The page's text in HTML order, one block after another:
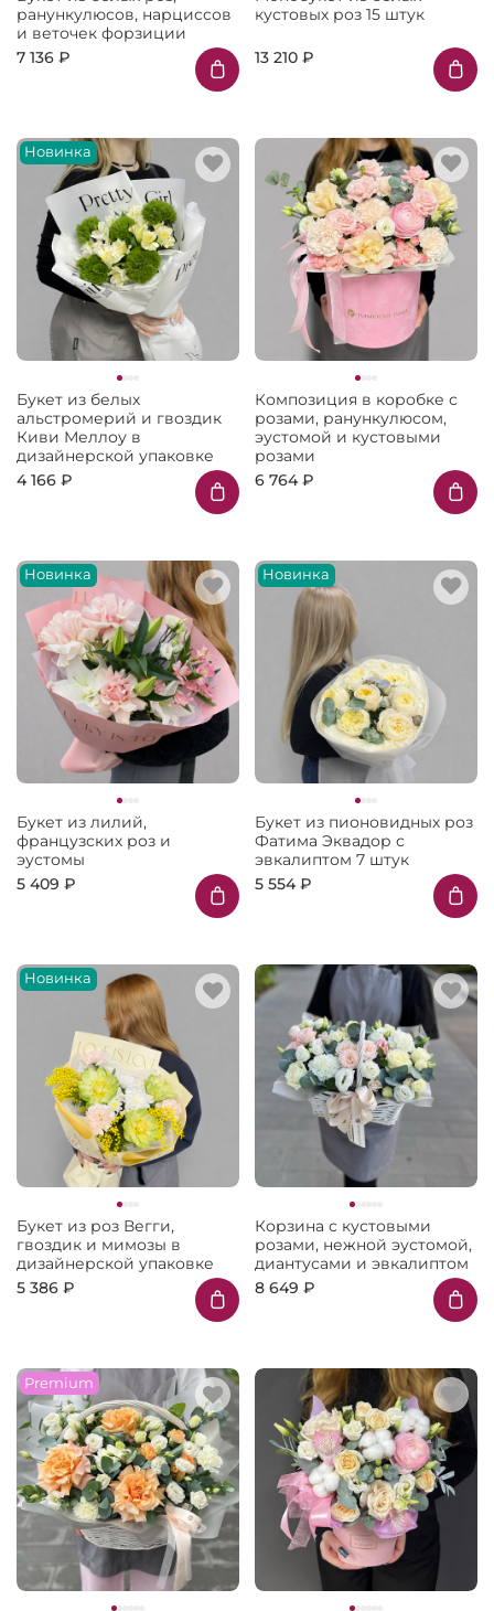
ранункулюсов, нарциссов
и веточек форзиции
7 136 ₽
кустовых роз 15 штук
13 210 ₽
Новинка
Букет из белых
альстромерий и гвоздик
Киви Меллоу в
дизайнерской упаковке
4 166 ₽
Композиция в коробке с
розами, ранункулюсом,
эустомой и кустовыми
розами
6 764 ₽
Новинка
Букет из лилий,
французских роз и
эустомы
5 409 ₽
Новинка
Букет из пионовидных роз
Фатима Эквадор с
эвкалиптом 7 штук
5 554 ₽
Новинка
Букет из роз Вегги,
гвоздик и мимозы в
дизайнерской упаковке
5 386 ₽
Корзина с кустовыми
розами, нежной эустомой,
диантусами и эвкалиптом
8 649 ₽
Premium